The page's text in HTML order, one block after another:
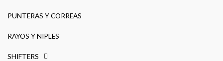
PUNTERAS Y CORREAS
RAYOS Y NIPLES
SHIFTERS